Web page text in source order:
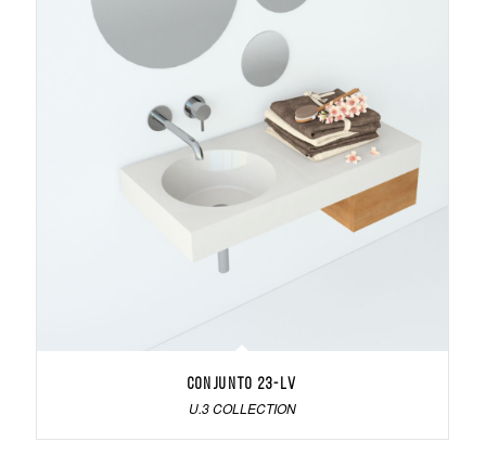
Conjunto 23-LV
U.3 COLLECTION